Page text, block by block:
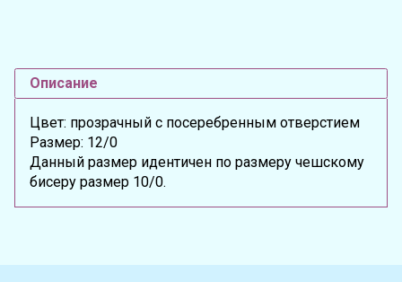
Описание
Цвет: прозрачный с посеребренным отверстием
Размер: 12/0
Данный размер идентичен по размеру чешскому
бисеру размер 10/0.